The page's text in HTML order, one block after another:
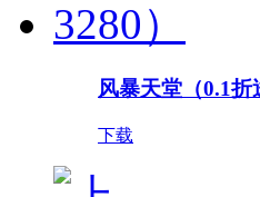
风暴天堂（0.1折
下载